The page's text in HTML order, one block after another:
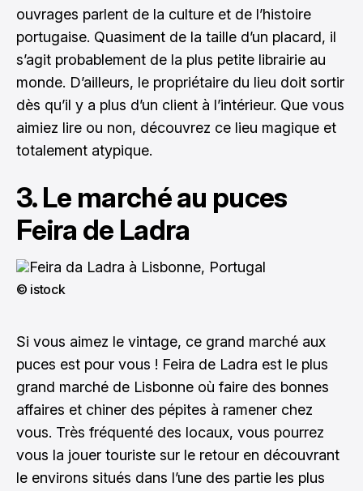
ouvrages parlent de la culture et de l’histoire
portugaise. Quasiment de la taille d’un placard, il
s’agit probablement de la plus petite librairie au
monde. D’ailleurs, le propriétaire du lieu doit sortir
dès qu’il y a plus d’un client à l’intérieur. Que vous
aimiez lire ou non, découvrez ce lieu magique et
totalement atypique.
3. Le marché au puces
Feira de Ladra
© istock
Si vous aimez le vintage, ce grand marché aux
puces est pour vous ! Feira de Ladra est le plus
grand marché de Lisbonne où faire des bonnes
affaires et chiner des pépites à ramener chez
vous. Très fréquenté des locaux, vous pourrez
vous la jouer touriste sur le retour en découvrant
le environs situés dans l’une des partie les plus